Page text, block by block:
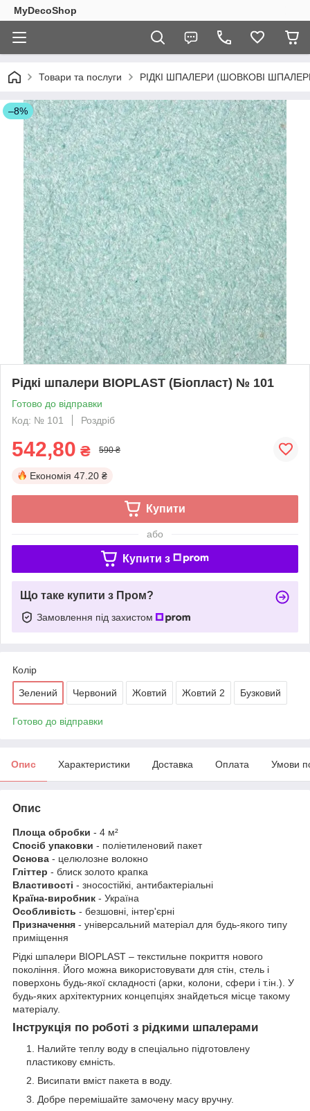
MyDecoShop
Товари та послуги РІДКІ ШПАЛЕРИ (ШОВКОВІ
–8%
Рідкі шпалери BIOPLAST (Біопласт) № 101
Готово до відправки
Код: № 101
Роздріб
542,80 ₴ 590 ₴
Економія 47.20 ₴
Купити
або
Купити з
Що таке купити з Пром?
Замовлення під захистом
Колір
Зелений Червоний Жовтий Жовтий 2 Бузковий
Готово до відправки
Опис Характеристики Доставка Оплата Умови
Опис
Площа обробки - 4 м²
Спосіб упаковки - поліетиленовий пакет
Основа - целюлозне волокно
Гліттер - блиск золото крапка
Властивості - зносостійкі, антибактеріальні
Країна-виробник - Україна
Особливість - безшовні, інтер'єрні
Призначення - універсальний матеріал для будь-якого типу
приміщення
Рідкі шпалери BIOPLAST – текстильне покриття нового
покоління. Його можна використовувати для стін, стель і
поверхонь будь-якої складності (арки, колони, сфери і т.ін.). У
будь-яких архітектурних концепціях знайдеться місце такому
матеріалу.
Інструкція по роботі з рідкими шпалерами
Налийте теплу воду в спеціально підготовлену
пластикову ємність.
Висипати вміст пакета в воду.
Добре перемішайте замочену масу вручну.